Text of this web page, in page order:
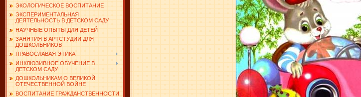
ЭКОЛОГИЧЕСКОЕ ВОСПИТАНИЕ
ЭКСПЕРИМЕНТАЛЬНАЯ
ДЕЯТЕЛЬНОСТЬ В ДЕТСКОМ САДУ
НАУЧНЫЕ ОПЫТЫ ДЛЯ ДЕТЕЙ
ЗАНЯТИЯ В АРТСТУДИИ ДЛЯ
ДОШКОЛЬНИКОВ
ПРАВОСЛАВАЯ ЭТИКА
ИНКЛЮЗИВНОЕ ОБУЧЕНИЕ В
ДЕТСКОМ САДУ
ДОШКОЛЬНИКАМ О ВЕЛИКОЙ
ОТЕЧЕСТВЕННОЙ ВОЙНЕ
ВОСПИТАНИЕ ГРАЖДАНСТВЕННОСТИ